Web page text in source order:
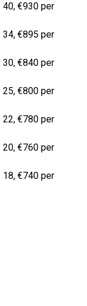
€930 per
€895 per
€840 per
€800 per
€780 per
€760 per
€740 per